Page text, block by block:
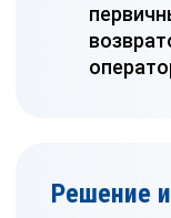
Решение